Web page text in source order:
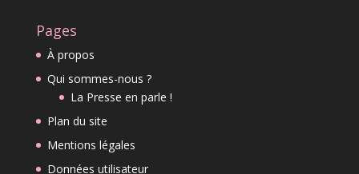
Pages
À propos
Qui sommes-nous ?
La Presse en parle !
Plan du site
Mentions légales
Données utilisateur